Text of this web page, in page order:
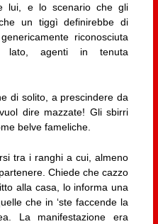
lui, e lo scenario che gli
un tiggì definirebbe di
riconosciuta
lato, agenti in tenuta
di solito, a prescindere da
dire mazzate! Gli sbirri
belve fameliche.
tra i ranghi a cui, almeno
Chiede che cazzo
alla casa, lo informa una
che in ‘ste faccende la
La manifestazione era